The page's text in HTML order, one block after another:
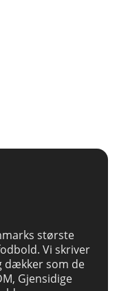
største
Vi skriver
dækker som de
Gjensidige